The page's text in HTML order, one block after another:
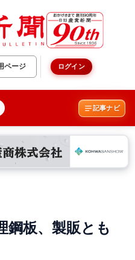
ページ ログイン
記事ナビ
鋼板、製販とも